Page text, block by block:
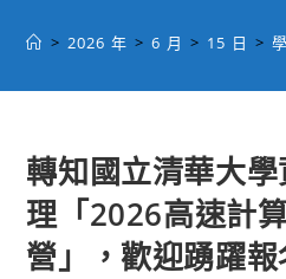
> 2026 年 > 6 月 > 15 日 >
轉知國立清華大
理「2026高速計
營」，歡迎踴躍報